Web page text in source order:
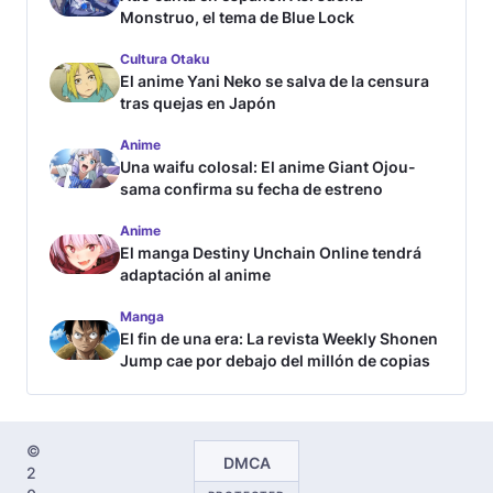
Monstruo, el tema de Blue Lock
Cultura Otaku
El anime Yani Neko se salva de la censura
tras quejas en Japón
Anime
Una waifu colosal: El anime Giant Ojou-
sama confirma su fecha de estreno
Anime
El manga Destiny Unchain Online tendrá
adaptación al anime
Manga
El fin de una era: La revista Weekly Shonen
Jump cae por debajo del millón de copias
©
2
DMCA